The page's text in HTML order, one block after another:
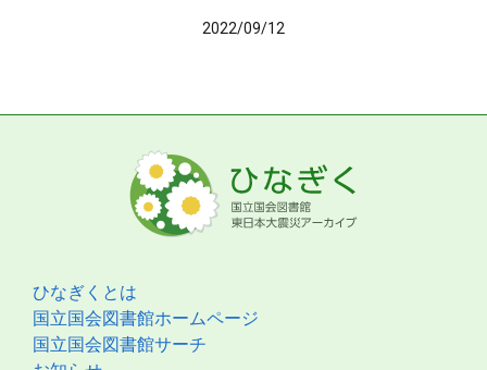
2022/09/12
ひなぎくとは
国立国会図書館ホームページ
国立国会図書館サーチ